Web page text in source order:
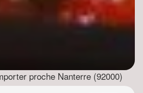
proche Nanterre (92000)